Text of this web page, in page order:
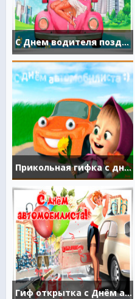
С Днем водителя поздравляю от души
Прикольная гифка с днём водителя
Гиф открытка с Днём автомобилиста